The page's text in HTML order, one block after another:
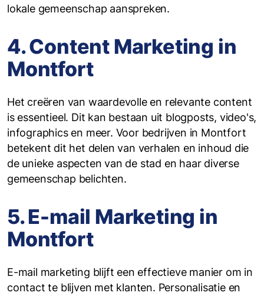
lokale gemeenschap aanspreken.
4. Content Marketing in
Montfort
Het creëren van waardevolle en relevante content
is essentieel. Dit kan bestaan uit blogposts, video's,
infographics en meer. Voor bedrijven in Montfort
betekent dit het delen van verhalen en inhoud die
de unieke aspecten van de stad en haar diverse
gemeenschap belichten.
5. E-mail Marketing in
Montfort
E-mail marketing blijft een effectieve manier om in
contact te blijven met klanten. Personalisatie en